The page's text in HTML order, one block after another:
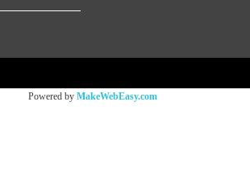
Powered by MakeWebEasy.com